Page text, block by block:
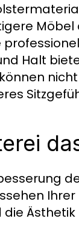
Halt